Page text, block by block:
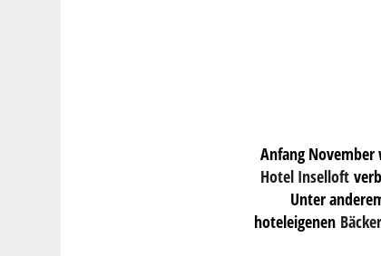
Anfang November
Hotel Inselloft
Unter
hoteleigenen